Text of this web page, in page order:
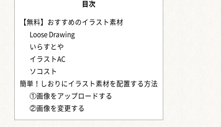
目次
【無料】おすすめのイラスト素材
Loose Drawing
いらすとや
イラストAC
ソコスト
簡単！しおりにイラスト素材を配置する方法
①画像をアップロードする
②画像を変更する